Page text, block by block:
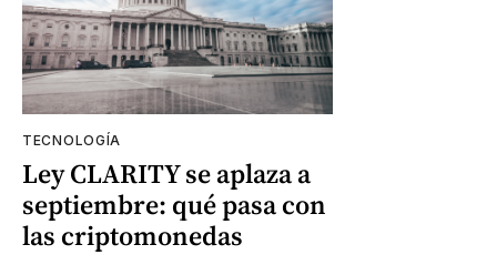
TECNOLOGÍA
Ley CLARITY se aplaza a
septiembre: qué pasa con
las criptomonedas